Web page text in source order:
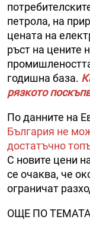
петрола, на
цената на
ръст на цените
годишна база.
рязкото
По данните на
България не
достатъчно
С новите цени
се очаква, че
ограничат
ОЩЕ ПО